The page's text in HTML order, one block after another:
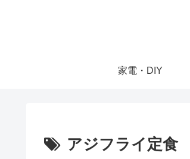
家電・DIY
アジフライ定食